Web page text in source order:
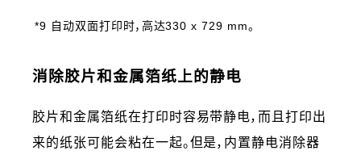
*9 自动双面打印时，高达330 x 729 mm。
消除胶片和金属箔纸上的静电
胶片和金属箔纸在打印时容易带静电，而且打印出
来的纸张可能会粘在一起。但是，内置静电消除器